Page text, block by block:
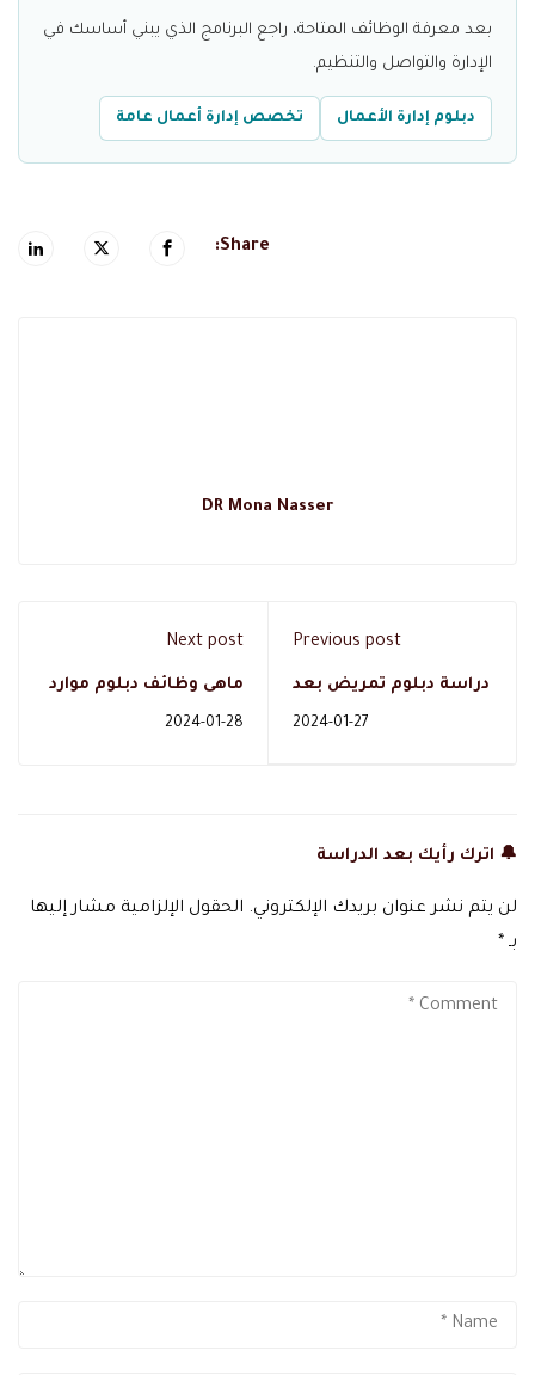
بعد معرفة الوظائف المتاحة، راجع البرنامج الذي يبني أساسك في
الإدارة والتواصل والتنظيم.
دبلوم إدارة الأعمال تخصص إدارة أعمال عامة
Share:
DR Mona Nasser
Previous post
دراسة دبلوم تمريض بعد
2024-01-27
Next post
ماهى وظائف دبلوم موارد
2024-01-28
🔔 اترك رأيك بعد الدراسة
لن يتم نشر عنوان بريدك الإلكتروني. الحقول الإلزامية مشار إليها
بـ *